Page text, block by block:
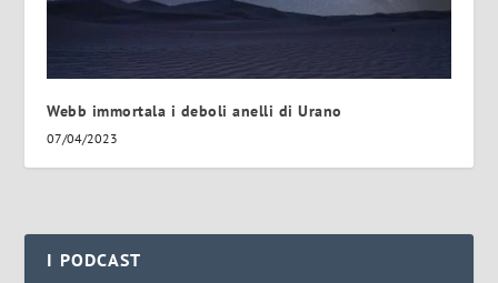
Webb immortala i deboli anelli di Urano
07/04/2023
I PODCAST